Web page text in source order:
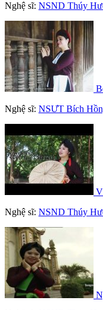
Nghệ sĩ: NSND Thúy
Nghệ sĩ: NSƯT Bích
Nghệ sĩ: NSND Thúy